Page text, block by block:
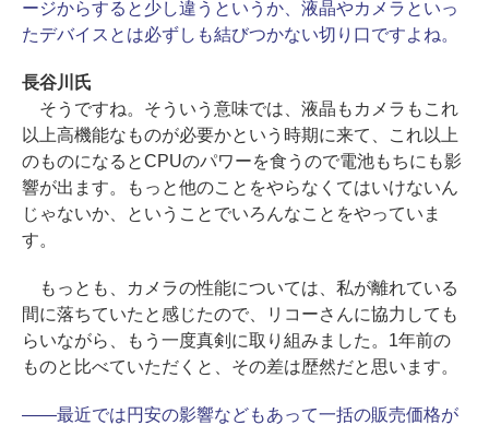
ージからすると少し違うというか、液晶やカメラといっ
たデバイスとは必ずしも結びつかない切り口ですよね。
長谷川氏
そうですね。そういう意味では、液晶もカメラもこれ
以上高機能なものが必要かという時期に来て、これ以上
のものになるとCPUのパワーを食うので電池もちにも影
響が出ます。もっと他のことをやらなくてはいけないん
じゃないか、ということでいろんなことをやっていま
す。
もっとも、カメラの性能については、私が離れている
間に落ちていたと感じたので、リコーさんに協力しても
らいながら、もう一度真剣に取り組みました。1年前の
ものと比べていただくと、その差は歴然だと思います。
――最近では円安の影響などもあって一括の販売価格が